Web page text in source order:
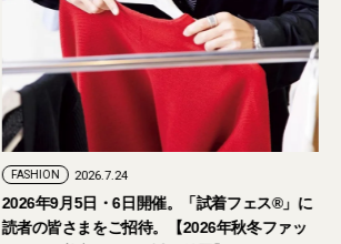
FASHION 2026.7.24
2026年9月5日・6日開催。「試着フェス®︎」に
読者の皆さまをご招待。【2026年秋冬ファッ